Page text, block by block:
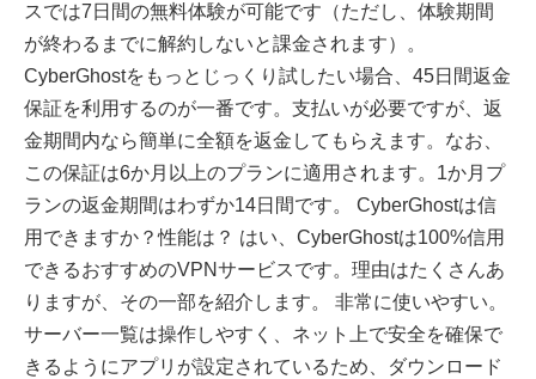
スでは7日間の無料体験が可能です（ただし、体験期間
が終わるまでに解約しないと課金されます）。
CyberGhostをもっとじっくり試したい場合、45日間返金
保証を利用するのが一番です。支払いが必要ですが、返
金期間内なら簡単に全額を返金してもらえます。なお、
この保証は6か月以上のプランに適用されます。1か月プ
ランの返金期間はわずか14日間です。 CyberGhostは信
用できますか？性能は？ はい、CyberGhostは100%信用
できるおすすめのVPNサービスです。理由はたくさんあ
りますが、その一部を紹介します。 非常に使いやすい。
サーバー一覧は操作しやすく、ネット上で安全を確保で
きるようにアプリが設定されているため、ダウンロード